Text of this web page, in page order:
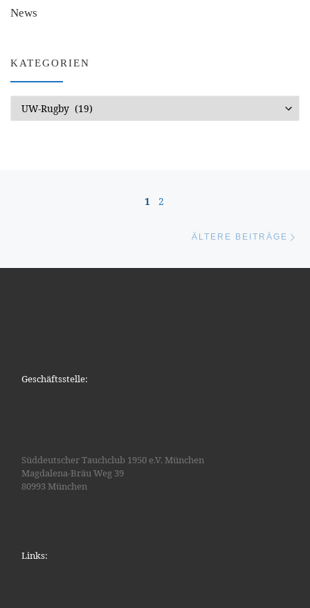
News
KATEGORIEN
1 2
ÄLTERE BEITRÄGE
Geschäftsstelle:
Süddeutscher Tauchclub 1950 e.V. München
Magdalena-Bräu Weg 39
80993 München
Links: